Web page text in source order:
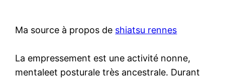
Ma source à propos de shiatsu rennes
La empressement est une activité nonne,
mentaleet posturale très ancestrale. Durant